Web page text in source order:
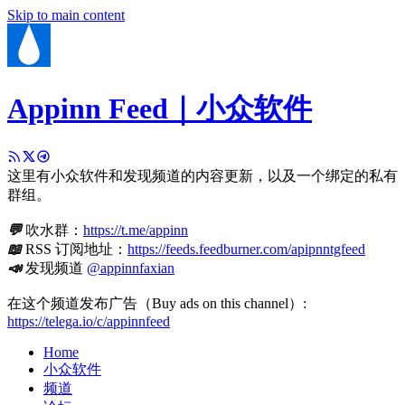
Skip to main content
Appinn Feed｜小众软件
这里有小众软件和发现频道的内容更新，以及一个绑定的私有
群组。
💬吹水群： https://t.me/appinn
📖RSS 订阅地址： https://feeds.feedburner.com/apipnntgfeed
📣发现频道 @appinnfaxian
在这个频道发布广告（Buy ads on this channel）:
https://telega.io/c/appinnfeed
Home
小众软件
频道